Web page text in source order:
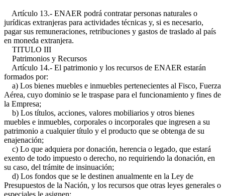
Artículo 13.- ENAER podrá contratar personas naturales o
jurídicas extranjeras para actividades técnicas y, si es necesario,
pagar sus remuneraciones, retribuciones y gastos de traslado al país
en moneda extranjera.
TITULO III
Patrimonios y Recursos
Artículo 14.- El patrimonio y los recursos de ENAER estarán
formados por:
a) Los bienes muebles e inmuebles pertenecientes al Fisco, Fuerza
Aérea, cuyo dominio se le traspase para el funcionamiento y fines de
la Empresa;
b) Los títulos, acciones, valores mobiliarios y otros bienes
muebles e inmuebles, corporales o incorporales que ingresen a su
patrimonio a cualquier título y el producto que se obtenga de su
enajenación;
c) Lo que adquiera por donación, herencia o legado, que estará
exento de todo impuesto o derecho, no requiriendo la donación, en
su caso, del trámite de insinuación;
d) Los fondos que se le destinen anualmente en la Ley de
Presupuestos de la Nación, y los recursos que otras leyes generales o
especiales le asignen;